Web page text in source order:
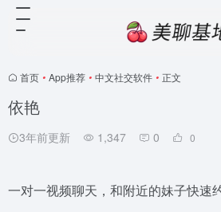
首页 • App推荐 • 中文社交软件 • 正文
依艳
3年前更新 1,347 0 0
一对一视频聊天，和附近的妹子快速